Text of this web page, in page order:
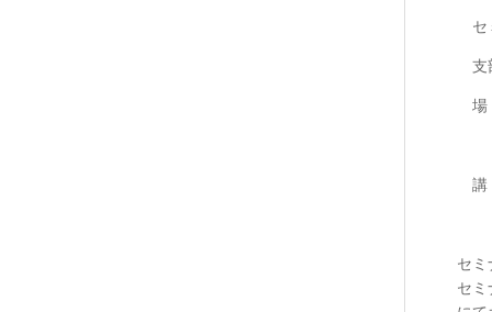
セミナ
支部
場 所
講 師
セミナ
セミナ